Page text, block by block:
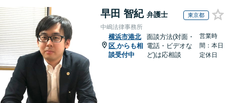
早田 智紀 弁護士 東京都
中嶋法律事務所
横浜市港北
区 からも相
談受付中
面談方法(対面・
電話・ビデオな
ど)は応相談
営業時
間：本日
定休日